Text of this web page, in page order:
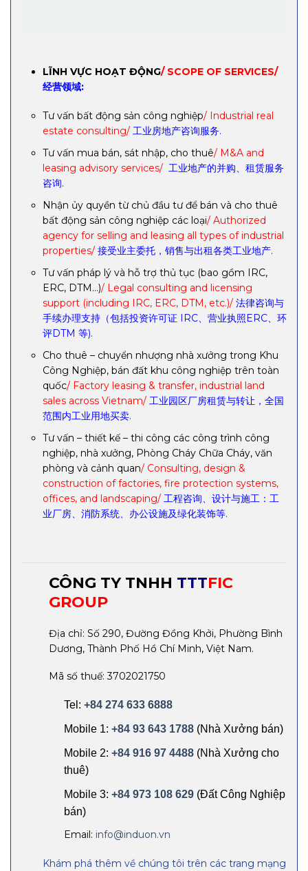
LĨNH VỰC HOẠT ĐỘNG/ SCOPE OF SERVICES/
经营领域:
Tư vấn bất động sản công nghiệp/ Industrial real
estate consulting/ 工业房地产咨询服务.
Tư vấn mua bán, sát nhập, cho thuê/ M&A and
leasing advisory services/ 工业地产的并购、租赁服务
咨询.
Nhận ủy quyền từ chủ đầu tư để bán và cho thuê
bất động sản công nghiệp các loại/ Authorized
agency for selling and leasing all types of industrial
properties/ 接受业主委托，销售与出租各类工业地产.
Tư vấn pháp lý và hỗ trợ thủ tục (bao gồm IRC,
ERC, DTM…)/ Legal consulting and licensing
support (including IRC, ERC, DTM, etc.)/ 法律咨询与
手续办理支持（包括投资许可证 IRC、营业执照ERC、环
评DTM 等).
Cho thuê – chuyển nhượng nhà xưởng trong Khu
Công Nghiệp, bán đất khu công nghiệp trên toàn
quốc/ Factory leasing & transfer, industrial land
sales across Vietnam/ 工业园区厂房租赁与转让，全国
范围内工业用地买卖.
Tư vấn – thiết kế – thi công các công trình công
nghiệp, nhà xưởng, Phòng Cháy Chữa Cháy, văn
phòng và cảnh quan/ Consulting, design &
construction of factories, fire protection systems,
offices, and landscaping/ 工程咨询、设计与施工：工
业厂房、消防系统、办公设施及绿化装饰等.
CÔNG TY TNHH TTTFIC
GROUP
Địa chỉ: Số 290, Đường Đồng Khởi, Phường Bình
Dương, Thành Phố Hồ Chí Minh, Việt Nam.
Mã số thuế: 3702021750
Tel: +84 274 633 6888
Mobile 1: +84 93 643 1788 (Nhà Xưởng bán)
Mobile 2: +84 916 97 4488 (Nhà Xưởng cho
thuê)
Mobile 3: +84 973 108 629 (Đất Công Nghiệp
bán)
Email: info@induon.vn
Khám phá thêm về chúng tôi trên các trang mạng